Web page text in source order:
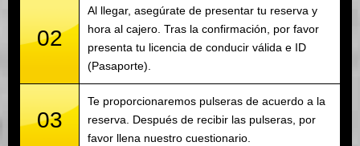
02
Al llegar, asegúrate de presentar tu reserva y
hora al cajero. Tras la confirmación, por favor
presenta tu licencia de conducir válida e ID
(Pasaporte).
03
Te proporcionaremos pulseras de acuerdo a la
reserva. Después de recibir las pulseras, por
favor llena nuestro cuestionario.